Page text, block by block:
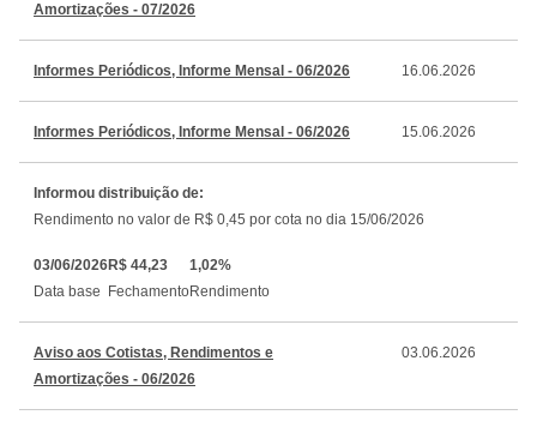
Amortizações - 07/2026
Informes Periódicos, Informe Mensal - 06/2026 16.06.2026
Informes Periódicos, Informe Mensal - 06/2026 15.06.2026
Informou distribuição de:
Rendimento no valor de R$ 0,45 por cota no dia 15/06/2026
03/06/2026
Data base
R$ 44,23
Fechamento
1,02%
Rendimento
Aviso aos Cotistas, Rendimentos e
Amortizações - 06/2026
03.06.2026